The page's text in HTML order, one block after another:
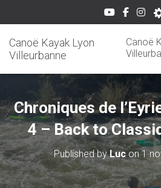
Canoë Kayak Lyon
Villeurbanne
Canoë
Chroniques de
4 – Back to
Published byLucon1